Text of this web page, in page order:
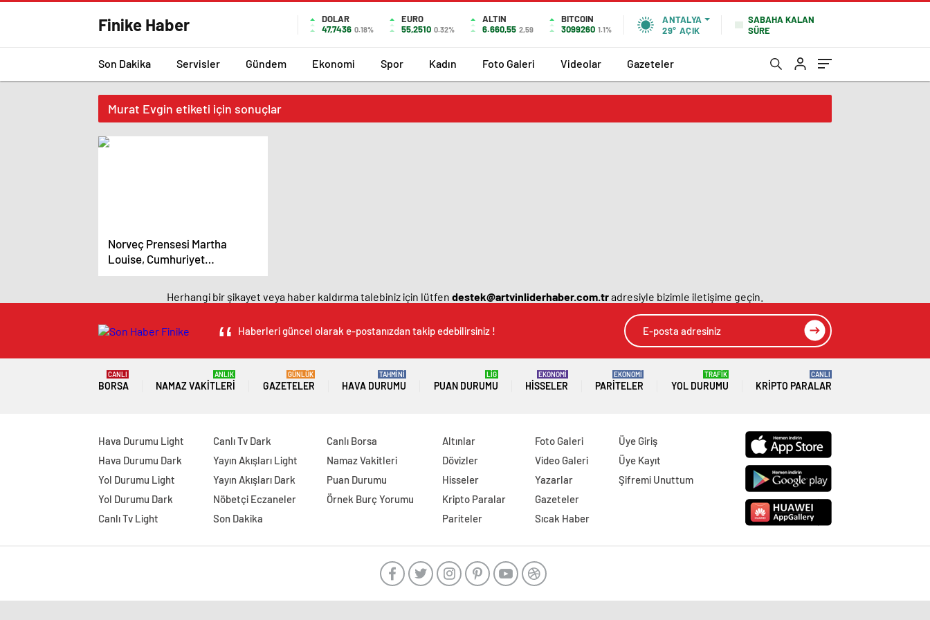
Finike Haber
DOLAR
47,7436 0.18%
EURO
55,2510 0.32%
ALTIN
6.660,55 2,59
BITCOIN
3099260 1.1%
ANTALYA
29° AÇIK
SABAHA KALAN
SÜRE
Son Dakika Servisler Gündem Ekonomi Spor Kadın Foto Galeri Videolar Gazeteler
Murat Evgin etiketi için sonuçlar
Norveç Prensesi Martha
Louise, Cumhuriyet
Bayramı'nı kutladı – Magazin
Herhangi bir şikayet veya haber kaldırma talebiniz için lütfen destek@artvinliderhaber.com.tradresiyle bizimle iletişime geçin.
Haberleri güncel olarak e-postanızdan takip edebilirsiniz !
BORSA
CANLI
NAMAZ VAKITLERI
ANLIK
GAZETELER
GÜNLÜK
HAVA DURUMU
TAHMİNİ
PUAN DURUMU
LİG
HISSELER
EKONOMİ
PARITELER
EKONOMİ
YOL DURUMU
TRAFİK
KRIPTO PARALAR
CANLI
Hava Durumu Light
Hava Durumu Dark
Yol Durumu Light
Yol Durumu Dark
Canlı Tv Light
Canlı Tv Dark
Yayın Akışları Light
Yayın Akışları Dark
Nöbetçi Eczaneler
Son Dakika
Canlı Borsa
Namaz Vakitleri
Puan Durumu
Örnek Burç Yorumu
Altınlar
Dövizler
Hisseler
Kripto Paralar
Pariteler
Foto Galeri
Video Galeri
Yazarlar
Gazeteler
Sıcak Haber
Üye Giriş
Üye Kayıt
Şifremi Unuttum